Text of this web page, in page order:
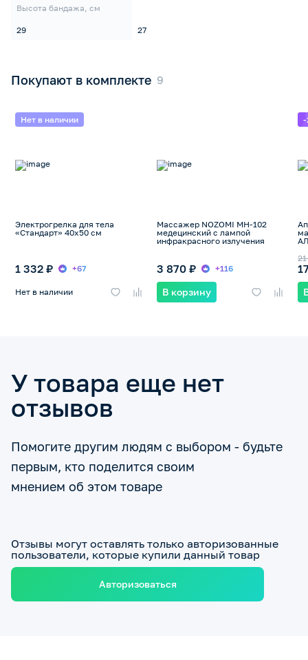
Высота бандажа, см
29 27
Покупают в комплекте
Нет в наличии
Электрогрелка для тела
«Стандарт» 40х50 см
1 332 ₽ +67
Нет в наличии
Массажер NOZOMI МН-102
медецинский с лампой
инфракрасного излучения
3 870 ₽ +116
В корзину
-
У товара еще нет
отзывов
Помогите другим людям с выбором - будьте
первым, кто поделится своим
мнением об этом товаре
Отзывы могут оставлять только авторизованные
пользователи, которые купили данный товар
Авторизоваться